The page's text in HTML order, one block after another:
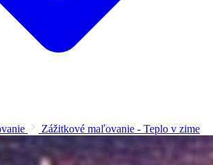
Zážitkové maľovanie - Teplo v zime